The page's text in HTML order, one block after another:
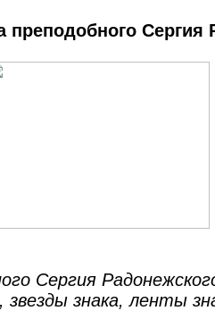
преподобного Сергия
Сергия
звезды знака, ленты